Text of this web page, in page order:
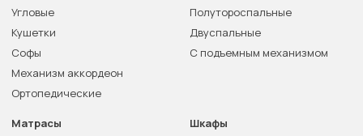
Угловые
Кушетки
Софы
Механизм аккордеон
Ортопедические
Полутороспальные
Двуспальные
С подъемным механизмом
Матрасы
Шкафы